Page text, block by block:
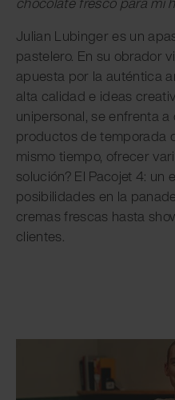
Julian Lubinger es un
pastelero. En su obrador
apuesta por la auténtica
alta calidad e ideas
unipersonal, se enfrenta
productos de temporada
mismo tiempo, ofrecer
solución? El Pacojet 4:
posibilidades en la
cremas frescas hasta
clientes.